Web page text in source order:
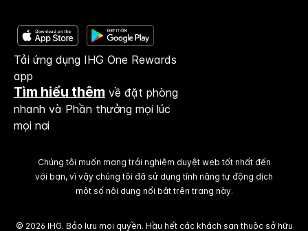
Tải ứng dụng IHG One Rewards
app
Tìm hiểu thêm về đặt phòng
nhanh và Phần thưởng mọi lúc
mọi nơi
Chúng tôi muốn mang trải nghiệm duyệt web tốt nhất đến
với bạn, vì vậy chúng tôi đã sử dụng tính năng tự động dịch
một số nội dung nổi bật trên trang này.
© 2026 IHG. Bảo lưu mọi quyền. Hầu hết các khách sạn thuộc sở hữu